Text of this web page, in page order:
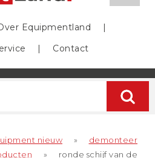
Equipmentland
|
| Contact
nieuw »
demonteer
»
ronde schijf van de